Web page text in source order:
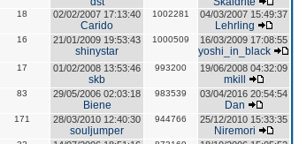
18 02/02/2007 17:13:40
Carido
1002281 04/03/2007 15:49:37
Lehrling
16 21/01/2009 19:53:43
shinystar
1000509 16/03/2009 17:08:55
yoshi_in_black
17 01/02/2008 13:53:46
skb
993200 19/06/2008 04:32:09
mkill
83 29/05/2006 02:03:18
Biene
983539 03/04/2016 20:54:54
Dan
171 28/03/2010 12:40:30
souljumper
944766 25/12/2010 15:33:35
Niremori